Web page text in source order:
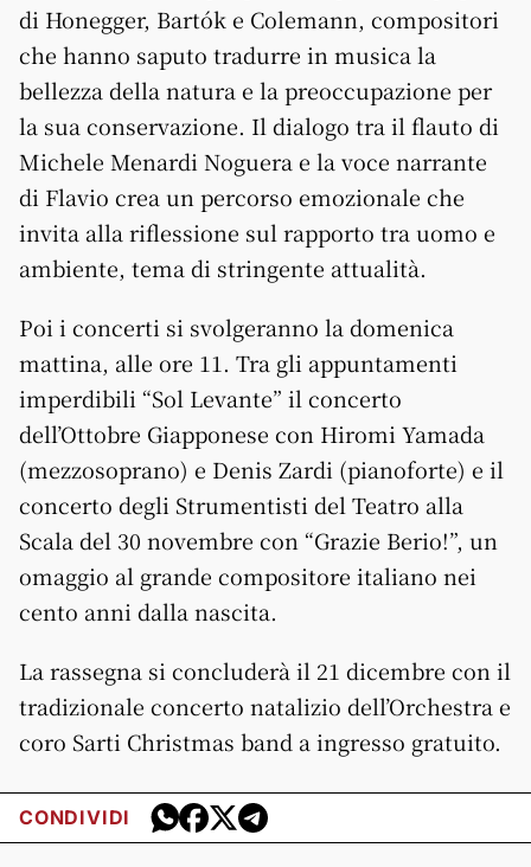
di Honegger, Bartók e Colemann, compositori
che hanno saputo tradurre in musica la
bellezza della natura e la preoccupazione per
la sua conservazione. Il dialogo tra il flauto di
Michele Menardi Noguera e la voce narrante
di Flavio crea un percorso emozionale che
invita alla riflessione sul rapporto tra uomo e
ambiente, tema di stringente attualità.
Poi i concerti si svolgeranno la domenica
mattina, alle ore 11. Tra gli appuntamenti
imperdibili “Sol Levante” il concerto
dell’Ottobre Giapponese con Hiromi Yamada
(mezzosoprano) e Denis Zardi (pianoforte) e il
concerto degli Strumentisti del Teatro alla
Scala del 30 novembre con “Grazie Berio!”, un
omaggio al grande compositore italiano nei
cento anni dalla nascita.
La rassegna si concluderà il 21 dicembre con il
tradizionale concerto natalizio dell’Orchestra e
coro Sarti Christmas band a ingresso gratuito.
CONDIVIDI